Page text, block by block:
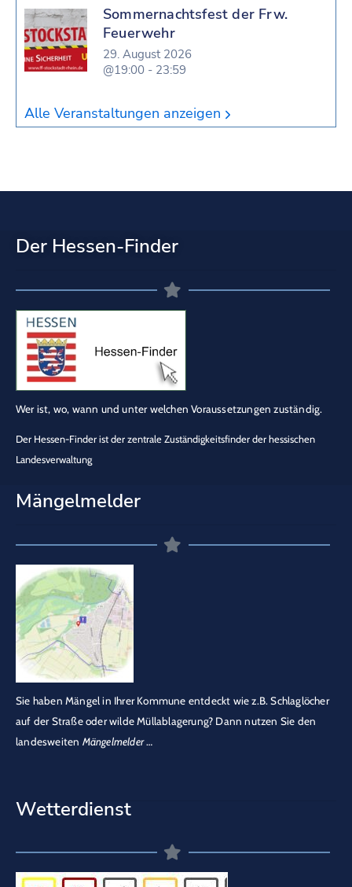
Sommernachtsfest der Frw.
Feuerwehr
29. August 2026
@19:00 - 23:59
Alle Veranstaltungen anzeigen
Der Hessen-Finder
Wer ist, wo, wann und unter welchen Voraussetzungen zuständig.
Der Hessen-Finder ist der zentrale Zuständigkeitsfinder der hessischen
Landesverwaltung
Mängelmelder
Sie haben Mängel in Ihrer Kommune entdeckt wie z.B. Schlaglöcher
auf der Straße oder wilde Müllablagerung? Dann nutzen Sie den
landesweiten Mängelmelder…
Wetterdienst